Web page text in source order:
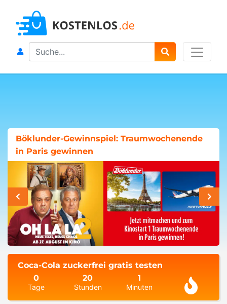
Search
Böklunder-Gewinnspiel: Traumwochenende
in Paris gewinnen
Coca-Cola zuckerfrei gratis testen
0
Tage
20
Stunden
1
Minuten